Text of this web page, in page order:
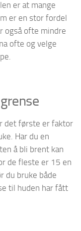
er at mange
er en stor fordel
også ofte mindre
ofte og velge
det første er faktor
Har du en
å bli brent kan
de fleste er 15 en
du bruke både
til huden har fått